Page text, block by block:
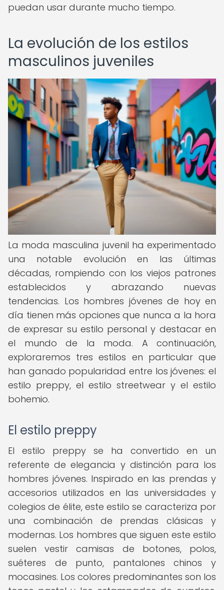
puedan usar durante mucho tiempo.
La evolución de los estilos
masculinos juveniles
La moda masculina juvenil ha experimentado
una notable evolución en las últimas
décadas, rompiendo con los viejos patrones
establecidos y abrazando nuevas
tendencias. Los hombres jóvenes de hoy en
día tienen más opciones que nunca a la hora
de expresar su estilo personal y destacar en
el mundo de la moda. A continuación,
exploraremos tres estilos en particular que
han ganado popularidad entre los jóvenes: el
estilo preppy, el estilo streetwear y el estilo
bohemio.
El estilo preppy
El estilo preppy se ha convertido en un
referente de elegancia y distinción para los
hombres jóvenes. Inspirado en las prendas y
accesorios utilizados en las universidades y
colegios de élite, este estilo se caracteriza por
una combinación de prendas clásicas y
modernas. Los hombres que siguen este estilo
suelen vestir camisas de botones, polos,
suéteres de punto, pantalones chinos y
mocasines. Los colores predominantes son los